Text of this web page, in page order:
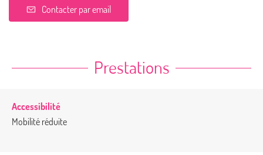
Contacter par email
Prestations
Accessibilité
Mobilité réduite